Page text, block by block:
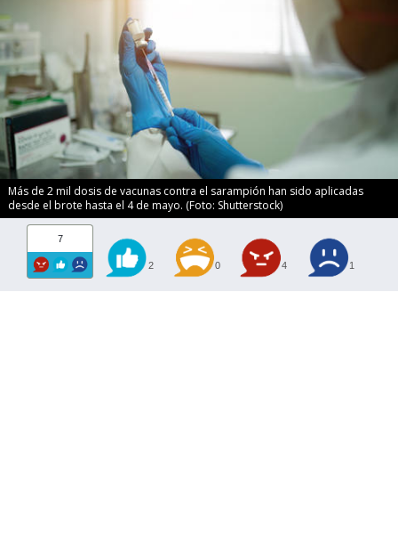
Más de 2 mil dosis de vacunas contra el sarampión han sido aplicadas
desde el brote hasta el 4 de mayo. (Foto: Shutterstock)
7
2 0 4 1